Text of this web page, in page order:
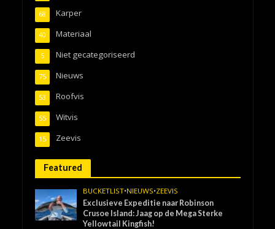
Karper
68
Materiaal
40
Niet gecategoriseerd
5
Nieuws
75
Roofvis
53
Witvis
55
Zeevis
15
Featured
BUCKETLIST•NIEUWS•ZEEVIS
Exclusieve Expeditie naar Robinson
Crusoe Island: Jaag op de Mega Sterke
Yellowtail Kingfish!